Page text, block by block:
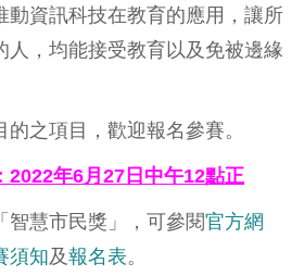
動資訊科技在教育的應用，讓所
人，均能接受教育以及免被邊緣
之項目，歡迎報名參賽。
2022年6月27日中午12點正
智慧市民獎」，可參閱官方網
須知及報名表。